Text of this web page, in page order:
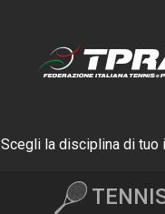
Scegli la disciplina di tuo